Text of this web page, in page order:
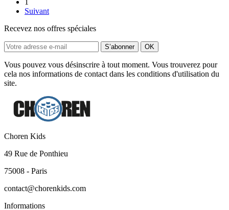
1
Suivant
Recevez nos offres spéciales
Vous pouvez vous désinscrire à tout moment. Vous trouverez pour
cela nos informations de contact dans les conditions d'utilisation du
site.
Choren Kids
49 Rue de Ponthieu
75008 - Paris
contact@chorenkids.com
Informations